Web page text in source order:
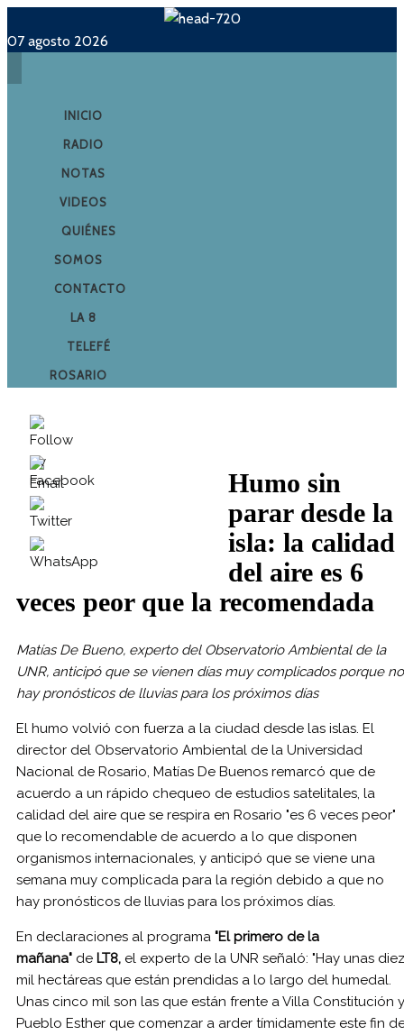
07 agosto 2026
INICIO
RADIO
NOTAS
VIDEOS
QUIÉNES
SOMOS
CONTACTO
LA 8
TELEFÉ
ROSARIO
Humo sin
parar desde la
isla: la calidad
del aire es 6
veces peor que la recomendada
Matías De Bueno, experto del Observatorio Ambiental de la
UNR, anticipó que se vienen días muy complicados porque no
hay pronósticos de lluvias para los próximos días
El humo volvió con fuerza a la ciudad desde las islas. El
director del Observatorio Ambiental de la Universidad
Nacional de Rosario, Matías De Buenos remarcó que de
acuerdo a un rápido chequeo de estudios satelitales, la
calidad del aire que se respira en Rosario "es 6 veces peor"
que lo recomendable de acuerdo a lo que disponen
organismos internacionales, y anticipó que se viene una
semana muy complicada para la región debido a que no
hay pronósticos de lluvias para los próximos días.
En declaraciones al programa "El primero de la
mañana" de LT8, el experto de la UNR señaló: "Hay unas diez
mil hectáreas que están prendidas a lo largo del humedal.
Unas cinco mil son las que están frente a Villa Constitución y
Pueblo Esther que comenzar a arder tímidamente este fin